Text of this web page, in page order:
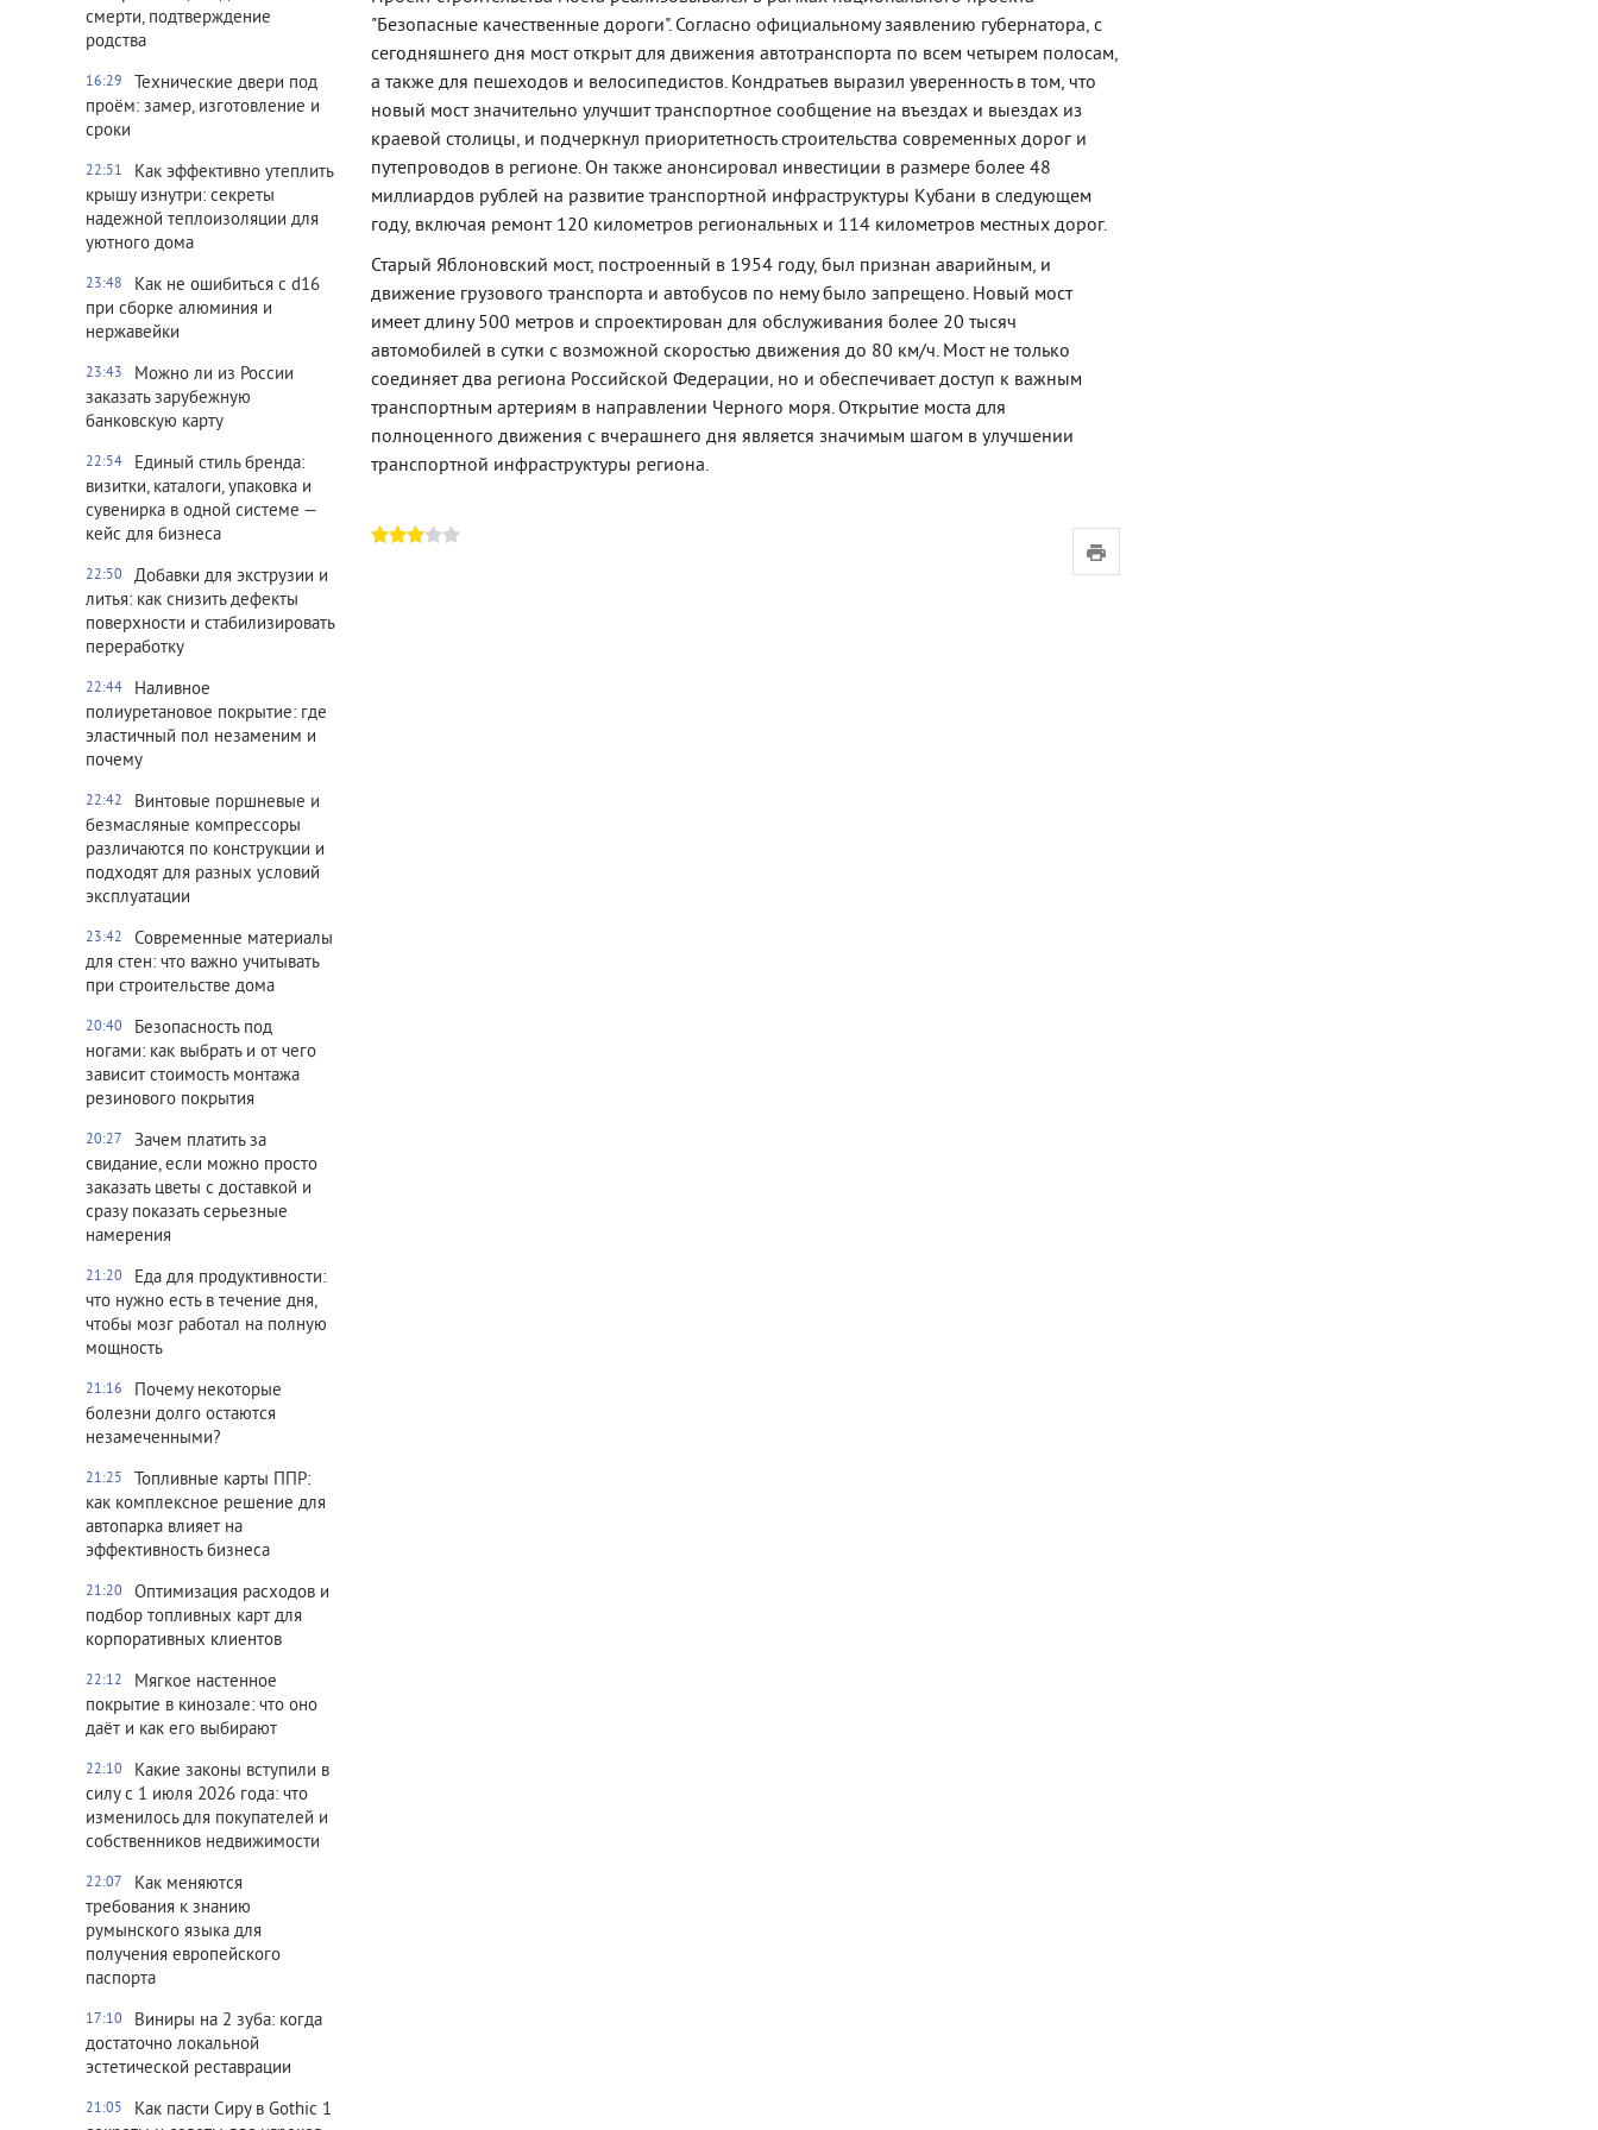
смерти, подтверждение
родства
16:29
Технические двери под
проём: замер, изготовление и
сроки
22:51
Как эффективно утеплить
крышу изнутри: секреты
надежной теплоизоляции для
уютного дома
23:48
Как не ошибиться с d16
при сборке алюминия и
нержавейки
23:43
Можно ли из России
заказать зарубежную
банковскую карту
22:54
Единый стиль бренда:
визитки, каталоги, упаковка и
сувенирка в одной системе —
кейс для бизнеса
22:50
Добавки для экструзии и
литья: как снизить дефекты
поверхности и стабилизировать
переработку
22:44
Наливное
полиуретановое покрытие: где
эластичный пол незаменим и
почему
22:42
Винтовые поршневые и
безмасляные компрессоры
различаются по конструкции и
подходят для разных условий
эксплуатации
23:42
Современные материалы
для стен: что важно учитывать
при строительстве дома
20:40
Безопасность под
ногами: как выбрать и от чего
зависит стоимость монтажа
резинового покрытия
20:27
Зачем платить за
свидание, если можно просто
заказать цветы с доставкой и
сразу показать серьезные
намерения
21:20
Еда для продуктивности:
что нужно есть в течение дня,
чтобы мозг работал на полную
мощность
21:16
Почему некоторые
болезни долго остаются
незамеченными?
21:25
Топливные карты ППР:
как комплексное решение для
автопарка влияет на
эффективность бизнеса
21:20
Оптимизация расходов и
подбор топливных карт для
корпоративных клиентов
22:12
Мягкое настенное
покрытие в кинозале: что оно
даёт и как его выбирают
22:10
Какие законы вступили в
силу с 1 июля 2026 года: что
изменилось для покупателей и
собственников недвижимости
22:07
Как меняются
требования к знанию
румынского языка для
получения европейского
паспорта
17:10
Виниры на 2 зуба: когда
достаточно локальной
эстетической реставрации
21:05
Как пасти Сиру в Gothic 1
"Безопасные качественные дороги". Согласно официальному заявлению губернатора, с
сегодняшнего дня мост открыт для движения автотранспорта по всем четырем полосам,
а также для пешеходов и велосипедистов. Кондратьев выразил уверенность в том, что
новый мост значительно улучшит транспортное сообщение на въездах и выездах из
краевой столицы, и подчеркнул приоритетность строительства современных дорог и
путепроводов в регионе. Он также анонсировал инвестиции в размере более 48
миллиардов рублей на развитие транспортной инфраструктуры Кубани в следующем
году, включая ремонт 120 километров региональных и 114 километров местных дорог.
Старый Яблоновский мост, построенный в 1954 году, был признан аварийным, и
движение грузового транспорта и автобусов по нему было запрещено. Новый мост
имеет длину 500 метров и спроектирован для обслуживания более 20 тысяч
автомобилей в сутки с возможной скоростью движения до 80 км/ч. Мост не только
соединяет два региона Российской Федерации, но и обеспечивает доступ к важным
транспортным артериям в направлении Черного моря. Открытие моста для
полноценного движения с вчерашнего дня является значимым шагом в улучшении
транспортной инфраструктуры региона.